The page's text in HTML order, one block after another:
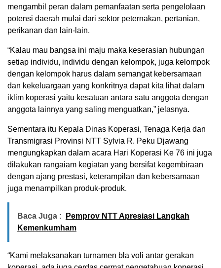
mengambil peran dalam pemanfaatan serta pengelolaan
potensi daerah mulai dari sektor peternakan, pertanian,
perikanan dan lain-lain.
“Kalau mau bangsa ini maju maka keserasian hubungan
setiap individu, individu dengan kelompok, juga kelompok
dengan kelompok harus dalam semangat kebersamaan
dan kekeluargaan yang konkritnya dapat kita lihat dalam
iklim koperasi yaitu kesatuan antara satu anggota dengan
anggota lainnya yang saling menguatkan,” jelasnya.
Sementara itu Kepala Dinas Koperasi, Tenaga Kerja dan
Transmigrasi Provinsi NTT Sylvia R. Peku Djawang
mengungkapkan dalam acara Hari Koperasi Ke 76 ini juga
dilakukan rangaiam kegiatan yang bersifat kegembiraan
dengan ajang prestasi, keterampilan dan kebersamaan
juga menampilkan produk-produk.
Baca Juga :
Pemprov NTT Apresiasi Langkah
Kemenkumham
“Kami melaksanakan turnamen bla voli antar gerakan